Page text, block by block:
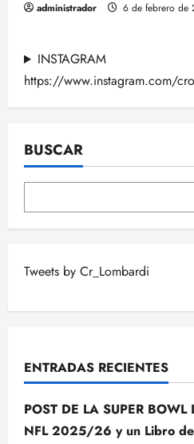
administrador 6 de febrero de
INSTAGRAM
https://www.instagram.com/
BUSCAR
Tweets by Cr_Lombardi
ENTRADAS RECIENTES
POST DE LA SUPER
NFL 2025/26 y un Libro